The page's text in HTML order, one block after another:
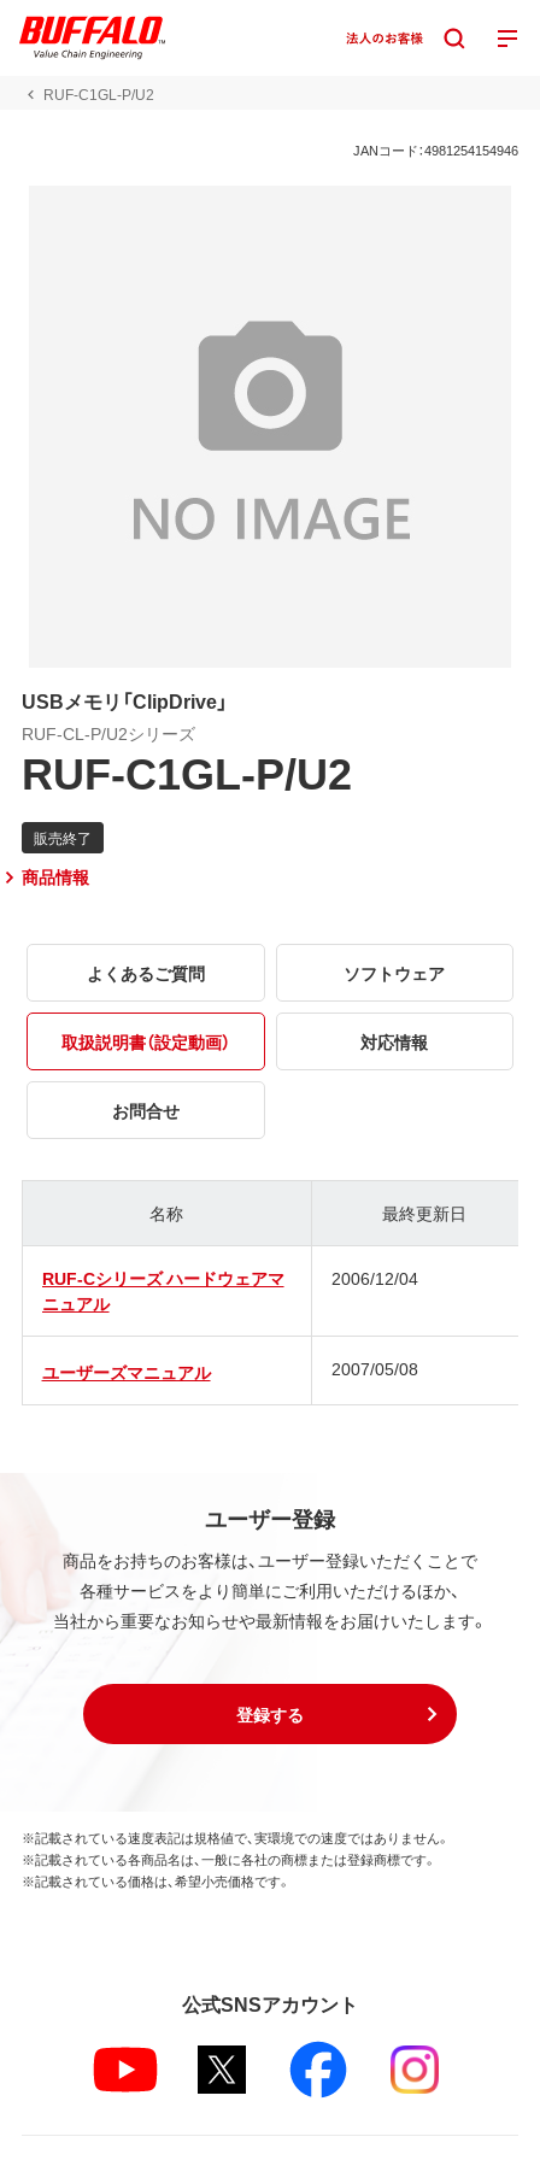
RUF-C1GL-P/U2
JANコード：4981254154946
USBメモリ「ClipDrive」
RUF-CL-P/U2シリーズ
RUF-C1GL-P/U2
商品情報
よくあるご質問 ソフトウェア
取扱説明書（設定動画） 対応情報
お問合せ
名称 最終更新日
RUF-Cシリーズ ハードウェアマ
ニュアル
2006/12/04
ユーザーズマニュアル 2007/05/08
ユーザー登録
商品をお持ちのお客様は、ユーザー登録いただくことで
各種サービスをより簡単にご利用いただけるほか、
当社から重要なお知らせや最新情報をお届けいたします。
登録する
※記載されている速度表記は規格値で、実環境での速度ではありません。
※記載されている各商品名は、一般に各社の商標または登録商標です。
※記載されている価格は、希望小売価格です。
公式SNSアカウント